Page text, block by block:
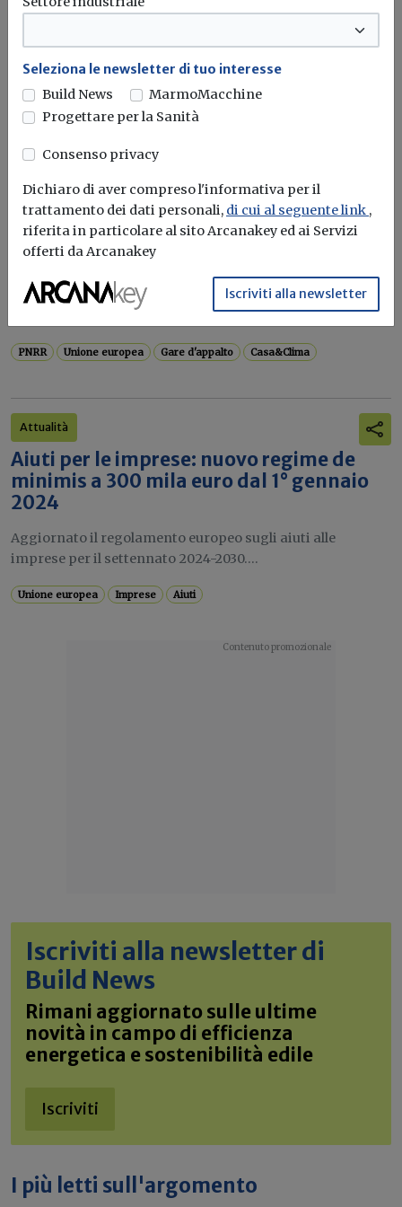
boccia l'efficacia: "Costi elevati e
Nella Relazione speciale sull'impiego delle risorse del
Recovery and Resilience Facility per...
Attualità
PNRR: nel 2023 speso solo il 7,4% dei
fondi
Il dato in una relazione dell’ufficio parlamentare di
bilancio pubblicata a dicembre....
PNRR Unione europea Gare d'appalto Casa&Clima
Attualità
Aiuti per le imprese: nuovo regime de
minimis a 300 mila euro dal 1° gennaio
2024
Aggiornato il regolamento europeo sugli aiuti alle
imprese per il settennato 2024-2030....
Unione europea Imprese Aiuti
Iscriviti alla newsletter di
Build News
Rimani aggiornato sulle ultime
novità in campo di efficienza
energetica e sostenibilità edile
Iscriviti
I più letti sull'argomento
Seleziona le newsletter di tuo interesse
Build News
MarmoMacchine
Progettare per la Sanità
Consenso privacy
Dichiaro di aver compreso l'informativa per il
trattamento dei dati personali, di cui al seguente link ,
riferita in particolare al sito Arcanakey ed ai Servizi
offerti da Arcanakey
Iscriviti alla newsletter